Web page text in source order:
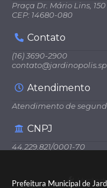
Prefeitura Municipal de
Praça Dr. Mário Lins,
CEP: 14680-080
Contato
(16) 3690-2900
Atendimento
Atendimento de
CNPJ
44.229.821/0001-70
Versão